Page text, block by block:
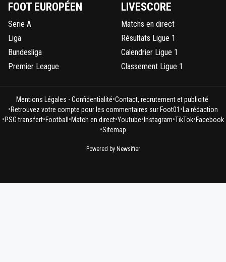
FOOT EUROPÉEN
Serie A
Liga
Bundesliga
Premier League
LIVESCORE
Matchs en direct
Résultats Ligue 1
Calendrier Ligue 1
Classement Ligue 1
Mentions Légales - Confidentialité•Contact, recrutement et publicité
•Retrouvez votre compte pour les commentaires sur Foot01 • La rédaction
•PSG transfert•Football •Match en direct•Youtube• Instagram•TikTok•Facebook
•Sitemap
Powered by Newsifier